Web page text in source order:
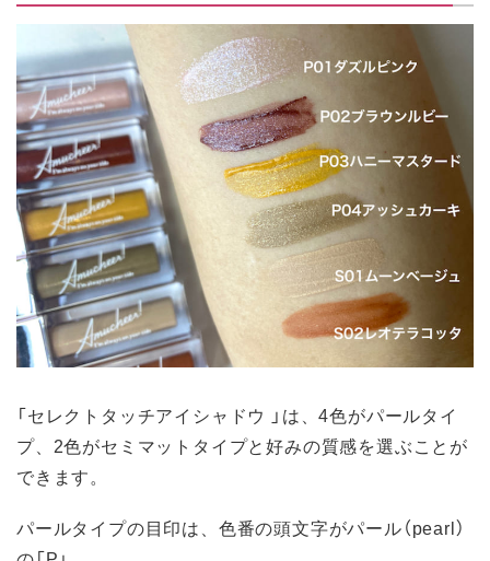
「セレクトタッチアイシャドウ 」は、4色がパールタイ
プ、2色がセミマットタイプと好みの質感を選ぶことが
できます。
パールタイプの目印は、色番の頭文字がパール（pearl）